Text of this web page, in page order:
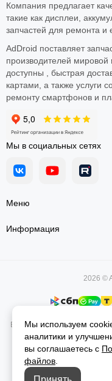
Меню
Информация
Компания предлагает
такие как дисплеи,
запчастей для ремонта и
AdDroid поставляет
производителей
доступны , быстрая
картами, а также услуги
ремонту смартфонов и
Мы в социальных сетях
2026 ©
Вся представленная на
стоимости товаров и
каких условиях не
положениями
Мы используем
аналитики и
вы соглашаетесь с
файлов